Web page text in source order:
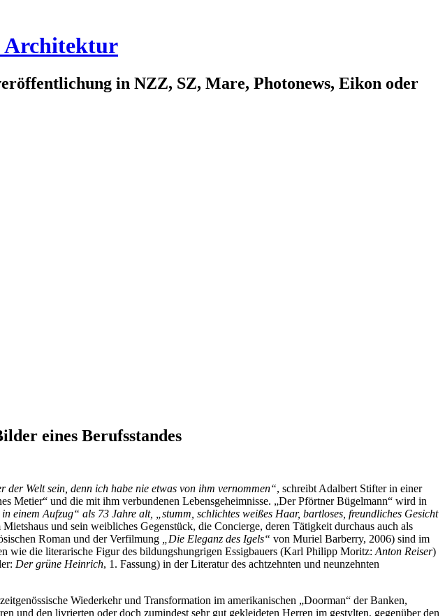
Architektur
in NZZ, SZ, Mare, Photonews, Eikon oder
eines Berufsstandes
Welt sein, denn ich habe nie etwas von ihm vernommen“, schreibt Adalbert Stifter in einer
Metier“ und die mit ihm verbundenen Lebensgeheimnisse. „Der Pförtner Bügelmann“ wird in
einem Aufzug“ als 73 Jahre alt, „stumm, schlichtes weißes Haar, bartloses, freundliches Gesicht
und sein weibliches Gegenstück, die Concierge, deren Tätigkeit durchaus auch als
Roman und der Verfilmung „Die Eleganz des Igels“ von Muriel Barberry, 2006) sind im
wie die literarische Figur des bildungshungrigen Essigbauers (Karl Philipp Moritz:Anton Reiser)
Der grüne Heinrich, 1. Fassung) in der Literatur des achtzehnten und neunzehnten
Wiederkehr und Transformation im amerikanischen „Doorman“ der Banken,
und den livrierten oder doch zumindest sehr gut gekleideten Herren im gestylten, gegenüber den